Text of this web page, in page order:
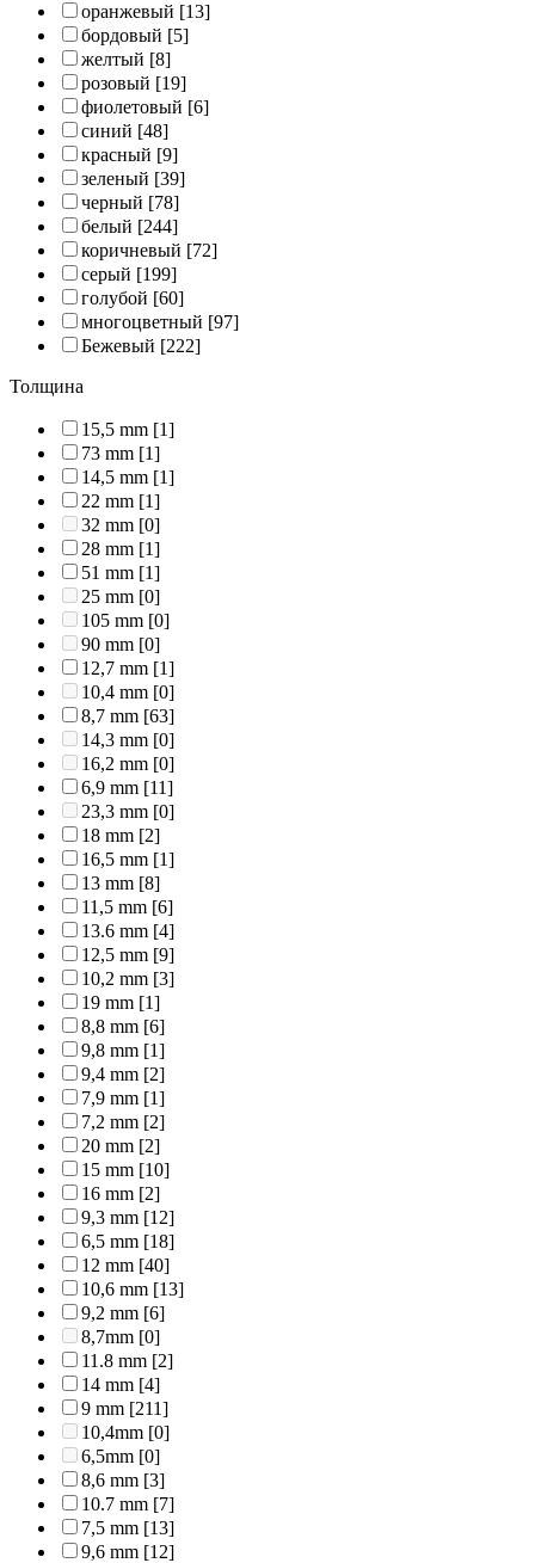
оранжевый [13]
бордовый [5]
желтый [8]
розовый [19]
фиолетовый [6]
синий [48]
красный [9]
зеленый [39]
черный [78]
белый [244]
коричневый [72]
серый [199]
голубой [60]
многоцветный [97]
Бежевый [222]
Толщина
15,5 mm [1]
73 mm [1]
14,5 mm [1]
22 mm [1]
32 mm [0]
28 mm [1]
51 mm [1]
25 mm [0]
105 mm [0]
90 mm [0]
12,7 mm [1]
10,4 mm [0]
8,7 mm [63]
14,3 mm [0]
16,2 mm [0]
6,9 mm [11]
23,3 mm [0]
18 mm [2]
16,5 mm [1]
13 mm [8]
11,5 mm [6]
13.6 mm [4]
12,5 mm [9]
10,2 mm [3]
19 mm [1]
8,8 mm [6]
9,8 mm [1]
9,4 mm [2]
7,9 mm [1]
7,2 mm [2]
20 mm [2]
15 mm [10]
16 mm [2]
9,3 mm [12]
6,5 mm [18]
12 mm [40]
10,6 mm [13]
9,2 mm [6]
8,7mm [0]
11.8 mm [2]
14 mm [4]
9 mm [211]
10,4mm [0]
6,5mm [0]
8,6 mm [3]
10.7 mm [7]
7,5 mm [13]
9,6 mm [12]